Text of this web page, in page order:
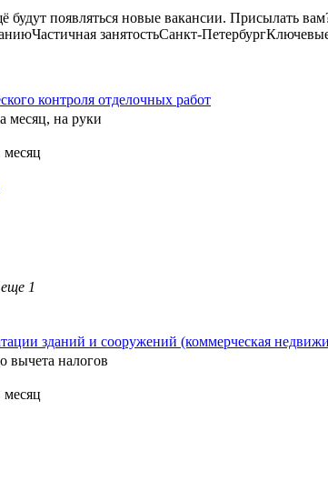
будут появляться новые вакансии. Присылать
Частичная занятостьСанкт-Петербург
контроля отделочных работ
месяц, на руки
1
зданий и сооружений (коммерческая
вычета налогов